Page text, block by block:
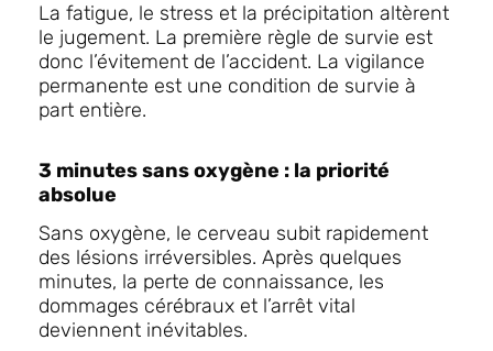
La fatigue, le stress et la précipitation altèrent
le jugement. La première règle de survie est
donc l’évitement de l’accident. La vigilance
permanente est une condition de survie à
part entière.
3 minutes sans oxygène : la priorité
absolue
Sans oxygène, le cerveau subit rapidement
des lésions irréversibles. Après quelques
minutes, la perte de connaissance, les
dommages cérébraux et l’arrêt vital
deviennent inévitables.